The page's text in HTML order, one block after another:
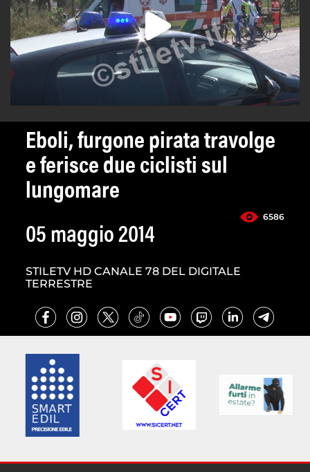
Eboli, furgone pirata travolge
e ferisce due ciclisti sul
lungomare
6586
05 maggio 2014
STILETV HD CANALE 78 DEL DIGITALE
TERRESTRE